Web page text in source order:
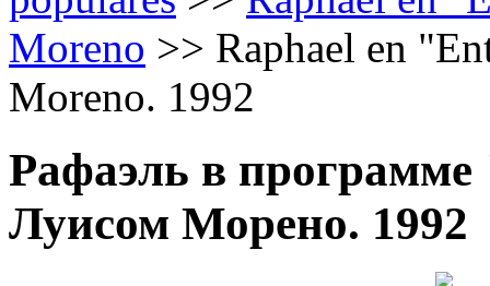
Moreno >> Raphael en
Moreno. 1992
Рафаэль в
Луисом Морено. 1992